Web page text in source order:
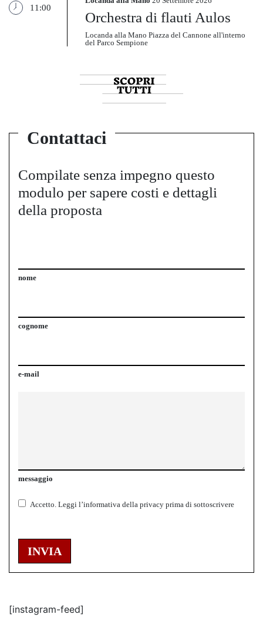
11:00
Orchestra di flauti Aulos
Locanda alla Mano Piazza del Cannone all'interno
del Parco Sempione
Contattaci
Compilate senza impegno questo
modulo per sapere costi e dettagli
della proposta
nome
cognome
e-mail
messaggio
Accetto. Leggi l’informativa della privacy prima di sottoscrivere
INVIA
[instagram-feed]